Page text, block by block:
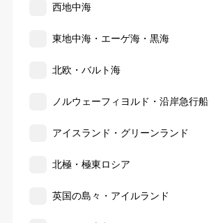
西地中海
東地中海・エーゲ海・黒海
北欧・バルト海
ノルウェーフィヨルド・沿岸急行船
アイスランド・グリーンランド
北極・極東ロシア
英国の島々・アイルランド